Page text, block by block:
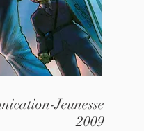
Jeunesse
2009